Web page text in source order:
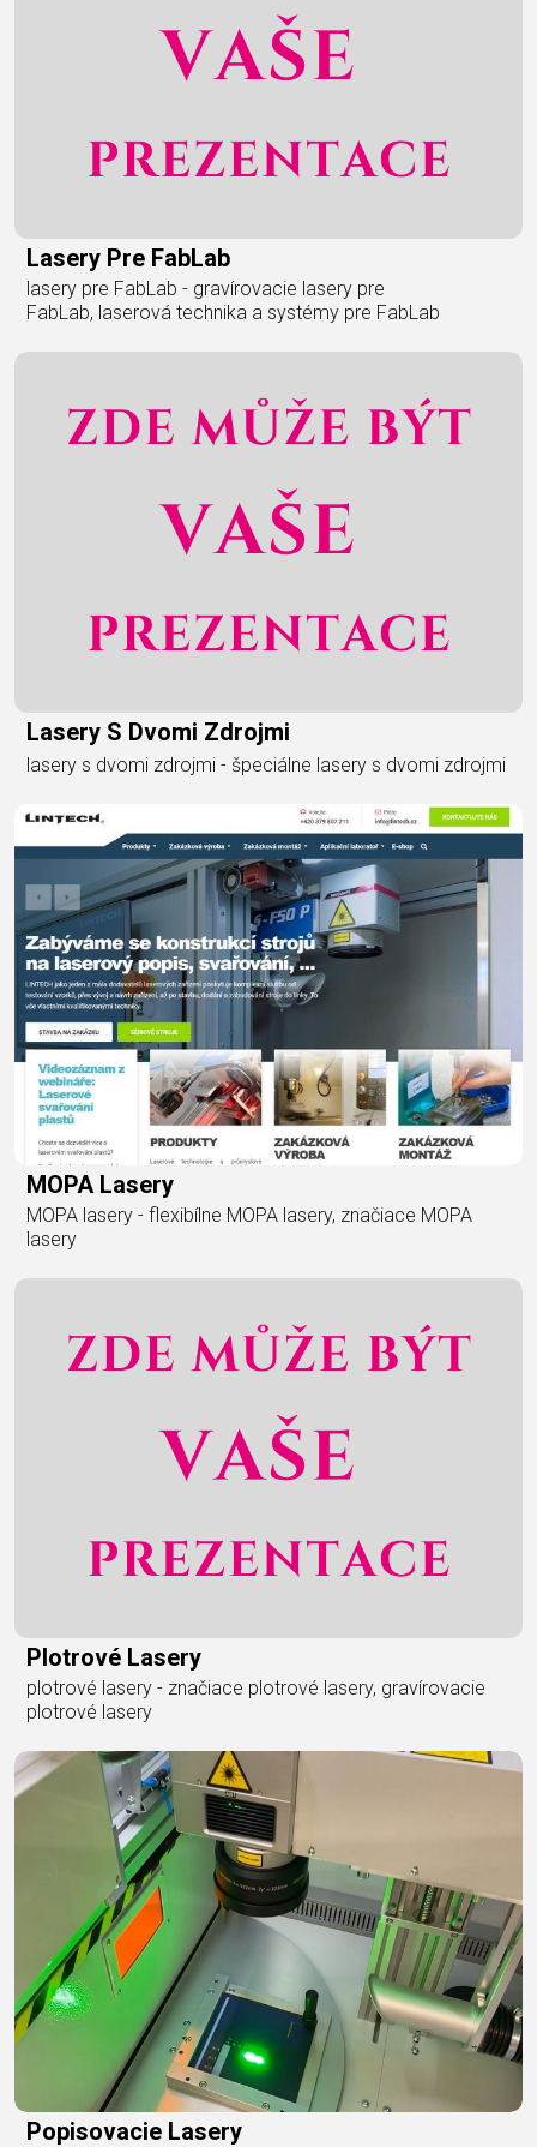
Lasery Pre FabLab
lasery pre FabLab - gravírovacie lasery pre
FabLab, laserová technika a systémy pre FabLab
Lasery S Dvomi Zdrojmi
lasery s dvomi zdrojmi - špeciálne lasery s dvomi zdrojmi
MOPA Lasery
MOPA lasery - flexibílne MOPA lasery, značiace MOPA
lasery
Plotrové Lasery
plotrové lasery - značiace plotrové lasery, gravírovacie
plotrové lasery
Popisovacie Lasery